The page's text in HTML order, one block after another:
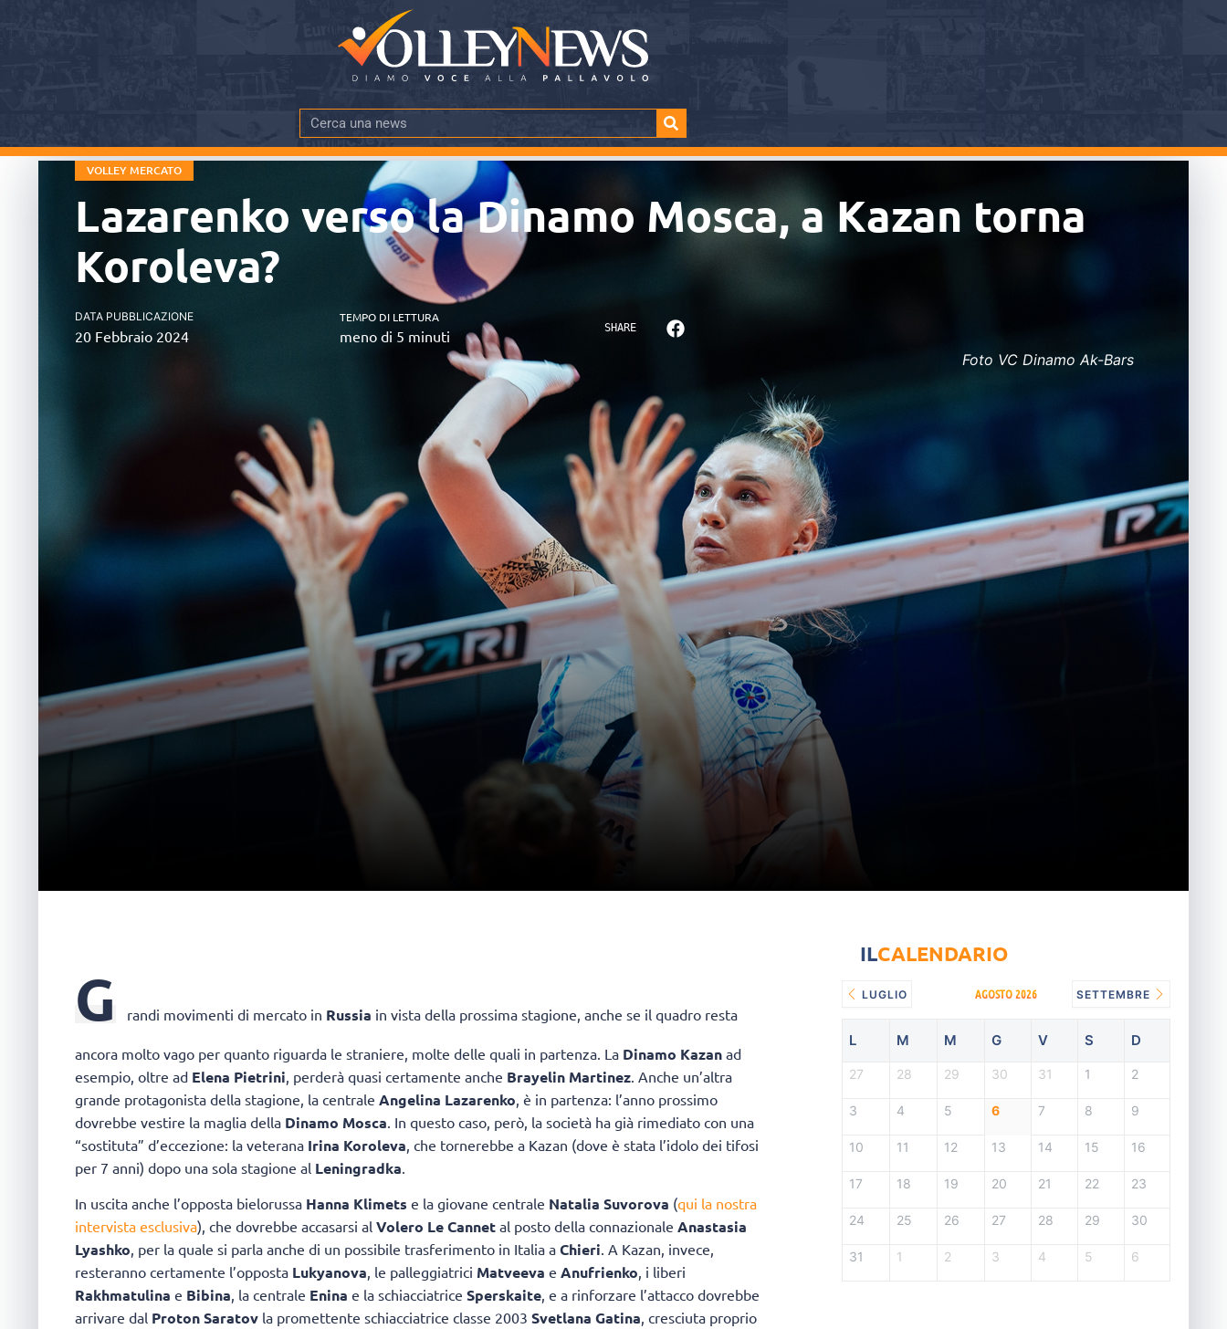
VOLLEY MERCATO
Lazarenko verso la Dinamo Mosca, a Kazan torna
Koroleva?
DATA PUBBLICAZIONE
20 Febbraio 2024
TEMPO DI LETTURA
meno di 5 minuti SHARE
Foto VC Dinamo Ak-Bars
G randi movimenti di mercato in Russia in vista della prossima stagione, anche se il quadro resta
ancora molto vago per quanto riguarda le straniere, molte delle quali in partenza. La Dinamo Kazan ad
esempio, oltre ad Elena Pietrini , perderà quasi certamente anche Brayelin Martinez . Anche un’altra
grande protagonista della stagione, la centrale Angelina Lazarenko , è in partenza: l’anno prossimo
dovrebbe vestire la maglia della Dinamo Mosca . In questo caso, però, la società ha già rimediato con una
“sostituta” d’eccezione: la veterana Irina Koroleva , che tornerebbe a Kazan (dove è stata l’idolo dei tifosi
per 7 anni) dopo una sola stagione al Leningradka
In uscita anche l’opposta bielorussa Hanna Klimets e la giovane centrale Natalia Suvorova (qui la nostra
intervista esclusiva), che dovrebbe accasarsi al Volero Le Cannet al posto della connazionale Anastasia
Lyashko, per la quale si parla anche di un possibile trasferimento in Italia a Chieri. A Kazan, invece,
resteranno certamente l’opposta Lukyanova, le palleggiatrici Matveeva e Anufrienko, i liberi
Rakhmatulina e Bibina, la centrale Enina e la schiacciatrice Sperskaite, e a rinforzare l’attacco dovrebbe
arrivare dal Proton Saratov la promettente schiacciatrice classe 2003 Svetlana Gatina, cresciuta proprio
ILCALENDARIO
LUGLIO AGOSTO 2026 SETTEMBRE
L M M G V S D
27 28 29 30 31 1 2
3 4 5 6 7 8 9
10 11 12 13 14 15 16
17 18 19 20 21 22 23
24 25 26 27 28 29 30
31 1 2 3 4 5 6